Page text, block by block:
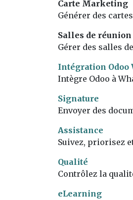
Carte Marketing
Générer des
Salles de réunion
Gérer des salles
Intégration Odoo
Intègre Odoo à
Signature
Envoyer des
Assistance
Suivez, priorisez
Qualité
Contrôlez la
eLearning